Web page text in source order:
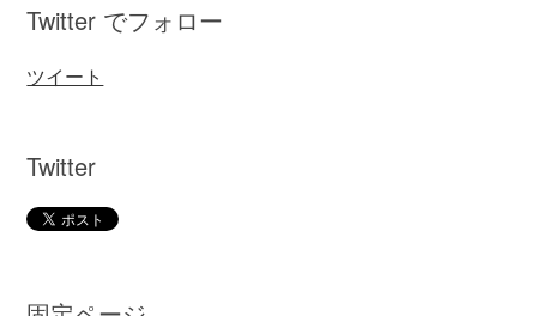
Twitter でフォロー
ツイート
Twitter